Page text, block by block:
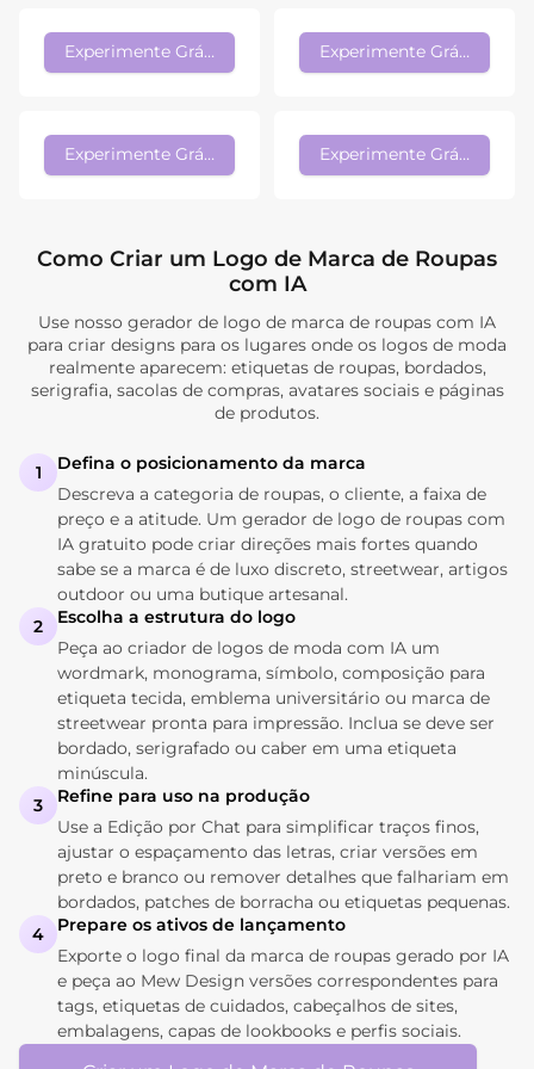
Experimente Grátis Experimente Grátis
Experimente Grátis Experimente Grátis
Como Criar um Logo de Marca de Roupas
com IA
Use nosso gerador de logo de marca de roupas com IA
para criar designs para os lugares onde os logos de moda
realmente aparecem: etiquetas de roupas, bordados,
serigrafia, sacolas de compras, avatares sociais e páginas
de produtos.
1
Defina o posicionamento da marca
Descreva a categoria de roupas, o cliente, a faixa de
preço e a atitude. Um gerador de logo de roupas com
IA gratuito pode criar direções mais fortes quando
sabe se a marca é de luxo discreto, streetwear, artigos
outdoor ou uma butique artesanal.
2
Escolha a estrutura do logo
Peça ao criador de logos de moda com IA um
wordmark, monograma, símbolo, composição para
etiqueta tecida, emblema universitário ou marca de
streetwear pronta para impressão. Inclua se deve ser
bordado, serigrafado ou caber em uma etiqueta
minúscula.
3
Refine para uso na produção
Use a Edição por Chat para simplificar traços finos,
ajustar o espaçamento das letras, criar versões em
preto e branco ou remover detalhes que falhariam em
bordados, patches de borracha ou etiquetas pequenas.
4
Prepare os ativos de lançamento
Exporte o logo final da marca de roupas gerado por IA
e peça ao Mew Design versões correspondentes para
tags, etiquetas de cuidados, cabeçalhos de sites,
embalagens, capas de lookbooks e perfis sociais.